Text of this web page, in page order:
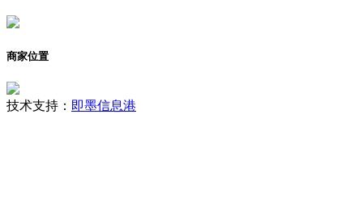
商家位置
技术支持： 即墨信息港